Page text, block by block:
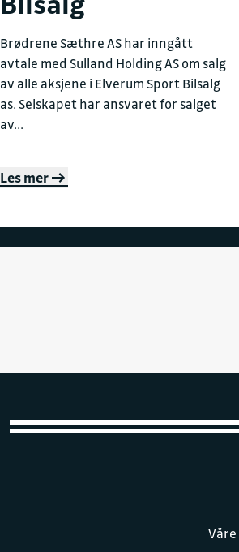
Brødrene Sæthre AS har inngått
avtale med Sulland Holding AS om salg
av alle aksjene i Elverum Sport Bilsalg
as. Selskapet har ansvaret for salget
av...
Les mer